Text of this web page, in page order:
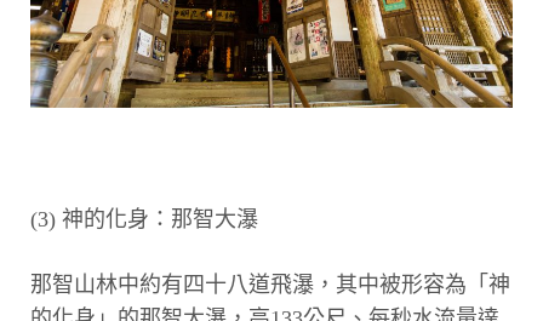
(3) 神的化身：那智大瀑
那智山林中約有四十八道飛瀑，其中被形容為「神